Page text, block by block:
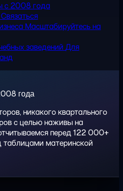
с 2008 года
Связаться
Масштабируйтесь на
заведений Для
года
никакого квартального
с целью наживы на
перед 122 000+
таблицами материнской